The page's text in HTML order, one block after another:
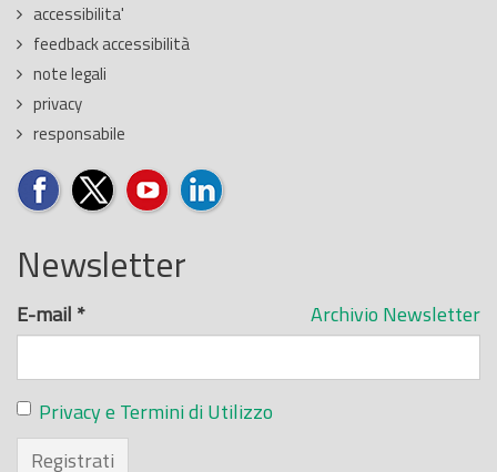
accessibilita'
feedback accessibilità
note legali
privacy
responsabile
Newsletter
Archivio Newsletter
E-mail *
Privacy e Termini di Utilizzo
Registrati